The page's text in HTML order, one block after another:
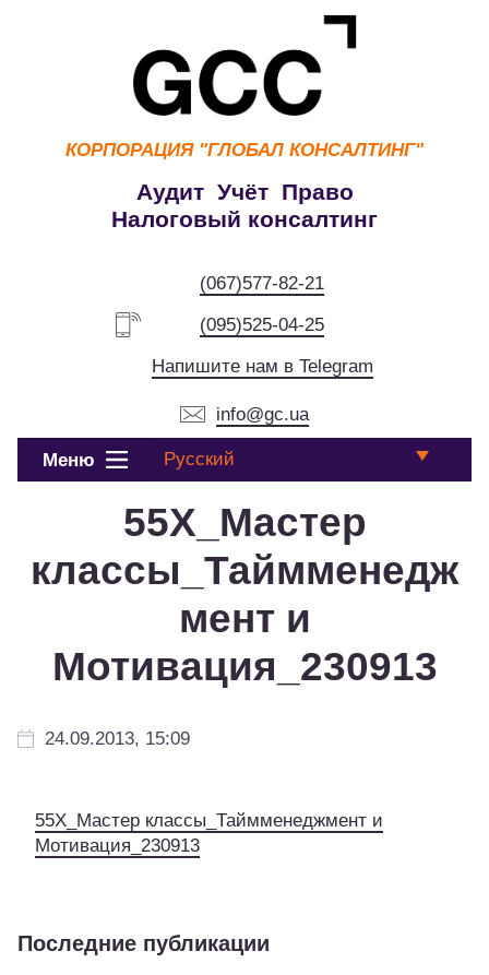
КОРПОРАЦИЯ "ГЛОБАЛ КОНСАЛТИНГ"
Аудит Учёт Право
Налоговый консалтинг
(067)577-82-21
(095)525-04-25
Напишите нам в Telegram
info@gc.ua
Меню Русский
55Х_Мастер
классы_Таймменедж
мент и
Мотивация_230913
24.09.2013, 15:09
55Х_Мастер классы_Таймменеджмент и
Мотивация_230913
Последние публикации